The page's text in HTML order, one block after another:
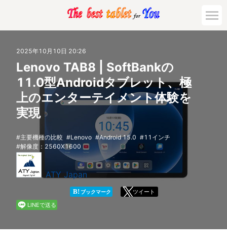
活用対策と事例
主要機種の比較
ゲーミング
法人向け
2025年10月10日 20:26
Lenovo TAB8 | SoftBankの
11.0型Androidタブレット、極
上のエンターテイメント体験を
実現
主要機種の比較 Lenovo Android 15.0
11インチ
解像度：2560X1600
ATY Japan
B! ブックマーク
ツイート
LINEで送る